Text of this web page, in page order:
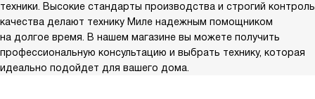
техники. Высокие стандарты производства и строгий контроль
качества делают технику Миле надежным помощником
на долгое время. В нашем магазине вы можете получить
профессиональную консультацию и выбрать технику, которая
идеально подойдет для вашего дома.